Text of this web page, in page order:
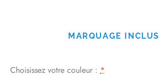
MARQUAGE INCLUS
Choisissez votre couleur : *